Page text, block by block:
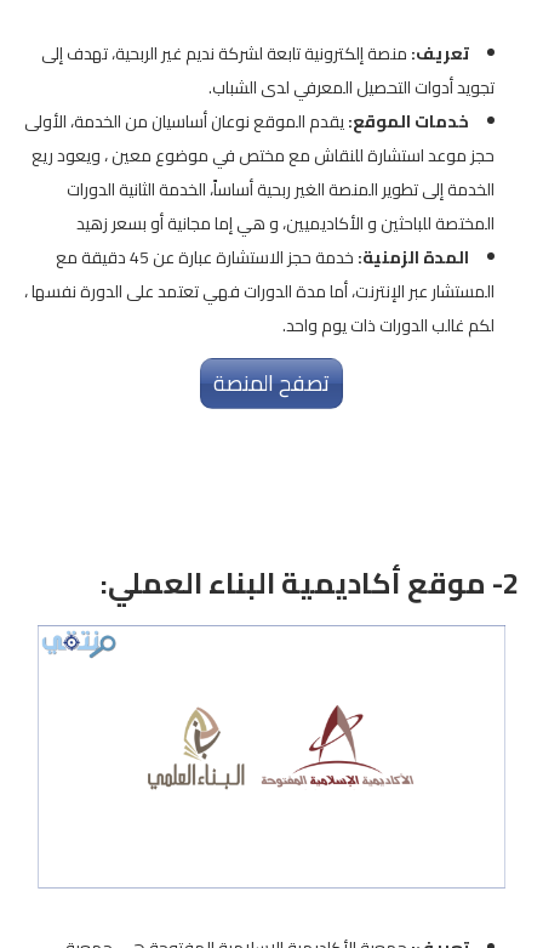
تعريف:منصة إلكترونية تابعة لشركة نديم غير الربحية، تهدف إلى
تجويد أدوات التحصيل المعرفي لدى الشباب.
خدمات الموقع:يقدم الموقع نوعان أساسيان من الخدمة، الأولى
حجز موعد استشارة للنقاش مع مختص في موضوع معين ، ويعود ريع
الخدمة إلى تطوير المنصة الغير ربحية أساساً، الخدمة الثانية الدورات
المختصة للباحثين و الأكاديميين، و هي إما مجانية أو بسعر زهيد
المدة الزمنية:
خدمة حجز الاستشارة عبارة عن 45 دقيقة مع
المستشار عبر الإنترنت، أما مدة الدورات فهي تعتمد على الدورة نفسها ،
لكم غالب الدورات ذات يوم واحد.
تصفح المنصة
2- موقع أكاديمية البناء العملي: